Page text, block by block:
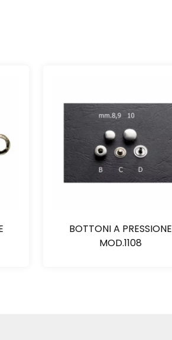
BOTTONI A PRESSIONE
MOD.1108